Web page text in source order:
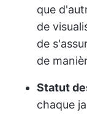
que
de
de
de
Statut
chaque